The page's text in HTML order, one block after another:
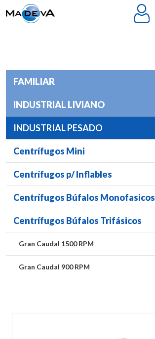
FAMILIAR
INDUSTRIAL LIVIANO
INDUSTRIAL PESADO
Centrífugos Mini
Centrífugos p/ Inflables
Centrífugos Búfalos Monofasicos
Centrífugos Búfalos Trifásicos
Gran Caudal 1500 RPM
Gran Caudal 900 RPM